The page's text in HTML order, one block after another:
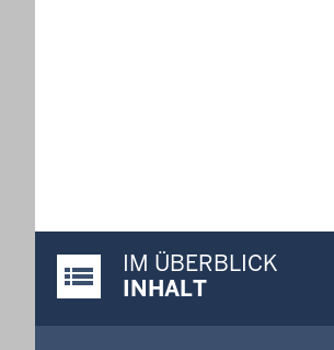
Justiz-Portal im Überblick:
IM ÜBERBLICK
INHALT